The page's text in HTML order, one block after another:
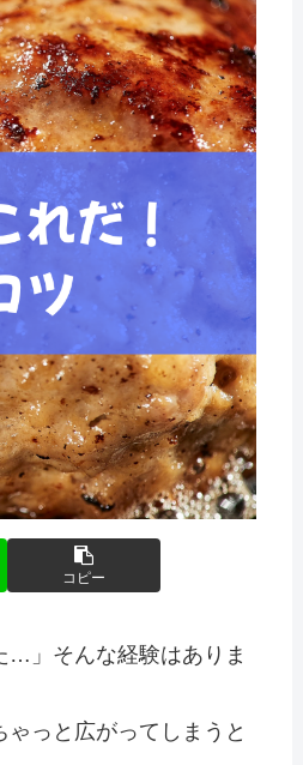
コピー
…」そんな経験はありま
っと広がってしまうと